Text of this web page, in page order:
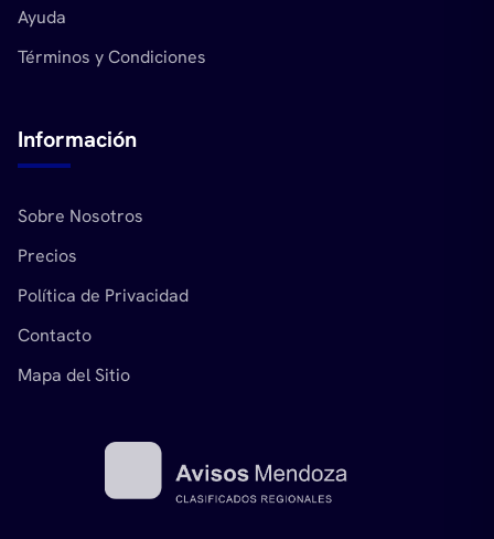
Ayuda
Términos y Condiciones
Información
Sobre Nosotros
Precios
Política de Privacidad
Contacto
Mapa del Sitio